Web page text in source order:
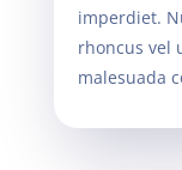
imperdiet.
rhoncus vel
malesuada